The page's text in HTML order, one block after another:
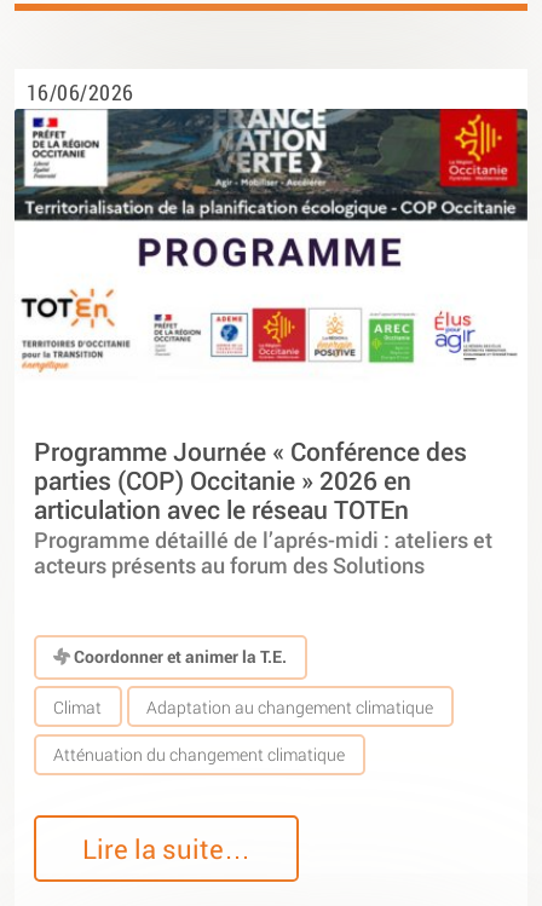
16/06/2026
Programme Journée « Conférence des
parties (COP) Occitanie » 2026 en
articulation avec le réseau TOTEn
Programme détaillé de l’aprés-midi : ateliers et
acteurs présents au forum des Solutions
Coordonner et animer la T.E.
Climat Adaptation au changement climatique
Atténuation du changement climatique
Lire la suite…